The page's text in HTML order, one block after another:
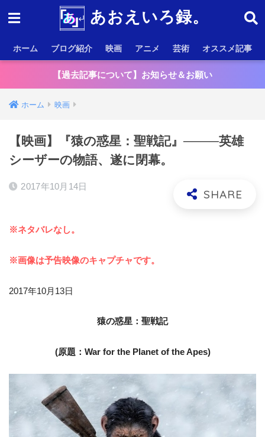
あおえいろ録。
ホーム ブログ紹介 映画 アニメ 芸術 オススメ記事
【過去記事について】お知らせ＆お願い
ホーム 映画
【映画】『猿の惑星：聖戦記』────英雄
シーザーの物語、遂に閉幕。
2017年10月14日
※ネタバレなし。
※画像は予告映像のキャプチャです。
2017年10月13日
猿の惑星：聖戦記
(原題：War for the Planet of the Apes)